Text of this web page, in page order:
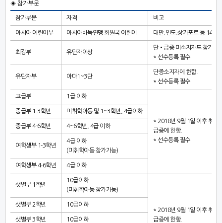
◈ 참가부문
참가부문 자격 비고
아시아 어린이부 아시아바둑연맹 회원국 어린이 대만. 인도. 상가포르 등 14
최강부 유단자이상
단• 급증 미소지자도 참가가
* 선수등록 필수
유단자부 아마1~3단
단증소지자에 한함.
* 선수등록 필수
고급부 1 급 이하
* 2018년 9월 1 일 이후 취득
급증에 한함.
* 선수등록 필수
중급부 1-3학년 미취학아동 및 1~3학년 , 4급이하
중급부4-6학년 4~6학년 , 4급 이하
여학생부 1-3학년
4급 이하
(미취학아동 참가가능)
여학생부4-6학년 4급 이하
샛별부 1 학년
10급이하
(미취학아동 참가가능)
* 2018년 9월 1 일 이후 취득
급증에 한함.
샛별부 2학년 10급이하
샛별부 3학년 10급이하